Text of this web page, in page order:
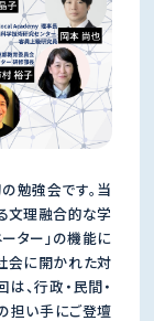
勉強会です。当
文理融合的な学
ーター」の機能に
会に開かれた対
、行政・民間・
担い手にご登壇